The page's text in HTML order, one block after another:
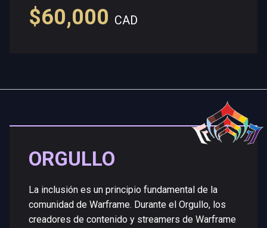
$60,000 CAD
ORGULLO
La inclusión es un principio fundamental de la
comunidad de Warframe. Durante el Orgullo, los
creadores de contenido y streamers de Warframe